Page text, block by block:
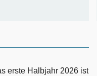
erste Halbjahr 2026 ist